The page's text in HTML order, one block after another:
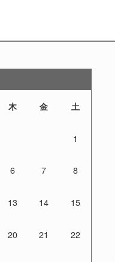
木 金 土
1
6 7 8
13 14 15
20 21 22